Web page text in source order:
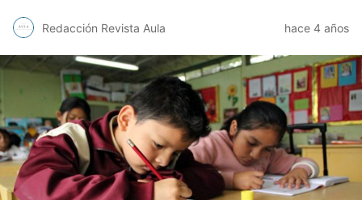
Redacción Revista Aula hace 4 años